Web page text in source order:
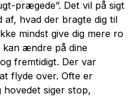
prægede”. Det vil på sigt
af, hvad der bragte dig til
mindst give dig mere ro
ændre på dine
fremtidigt. Der var
flyde over. Ofte er
siger stop,